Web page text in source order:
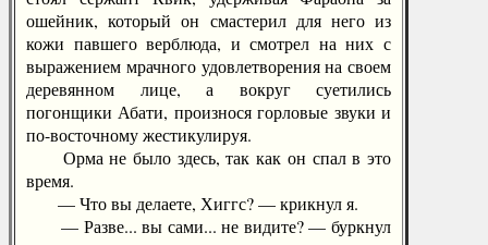
ошейник, который он смастерил для него из
кожи павшего верблюда, и смотрел на них с
выражением мрачного удовлетворения на своем
деревянном лице, а вокруг суетились
погонщики Абати, произнося горловые звуки и
по-восточному жестикулируя.
Орма не было здесь, так как он спал в это
время.
— Что вы делаете, Хиггс? — крикнул я.
— Разве... вы сами... не видите? — буркнул